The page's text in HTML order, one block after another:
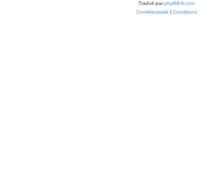
Traduit parphpBB-fr.com
Confidentialité | Conditions